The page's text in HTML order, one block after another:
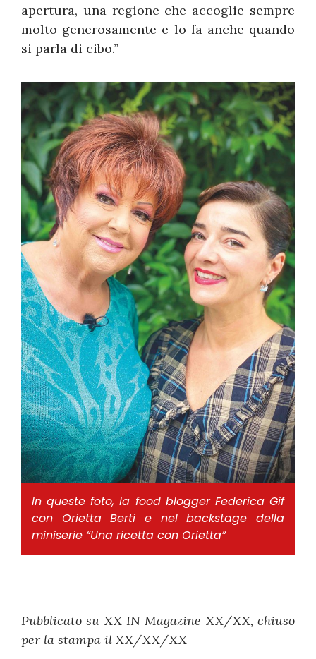
apertura, una regione che accoglie sempre
molto generosamente e lo fa anche quando
si parla di cibo.”
In queste foto, la food blogger Federica Gif
con Orietta Berti e nel backstage della
miniserie “Una ricetta con Orietta”
Pubblicato su XX IN Magazine XX/XX, chiuso
per la stampa il XX/XX/XX